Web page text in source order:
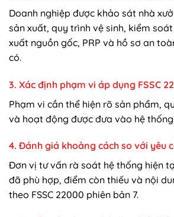
Doanh nghiệp được khảo sát nhà
sản xuất, quy trình vệ sinh, kiểm
xuất nguồn gốc, PRP và hồ sơ an
có.
3. Xác định phạm vi áp dụng FSSC
Phạm vi cần thể hiện rõ sản phẩm,
và hoạt động được đưa vào hệ
4. Đánh giá khoảng cách so với yêu
Đơn vị tư vấn rà soát hệ thống hiện
đã phù hợp, điểm còn thiếu và nội
theo FSSC 22000 phiên bản 7.